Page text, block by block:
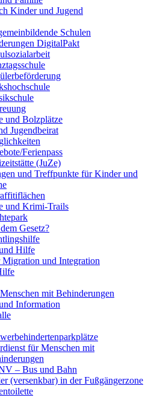
Kinder und Jugend
Schulen
DigitalPakt
und Bolzplätze
Jugendbeirat
­Ferienpass
(JuZe)
und Treffpunkte für Kinder und
und Krimi-Trails
Gesetz?
Hilfe
und Integration
mit Behinderungen
Information
für Menschen mit
– Bus und Bahn
(versenkbar) in der Fußgängerzone